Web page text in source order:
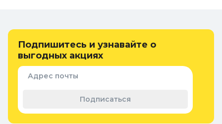
Интернет-магазин Колорлон предлагает большой выбор
тепловентиляторов и обогревателей по выгодным ценам для
жителей Москвы и городов Московской области: Балашиха,
Подольск, Химки, Мытищи, Королёв, Люберцы, Красногорск,
Одинцово, Домодедово, Электросталь, Коломна, Щёлково,
Серпухов, Долгопрудный, Раменское, Реутов, Жуковский,
Воскресенск, Чехов, Клин, Ивантеевка, Лобня, Дубна, Егорьевск,
Наро-Фоминск, Дмитров, Лыткарино, Павловский Посад,
Ступино, Котельники, Фрязино, Дзержинский, Солнечногорск,
Подпишитесь и узнавайте о
выгодных акциях
Адрес почты
Подписаться